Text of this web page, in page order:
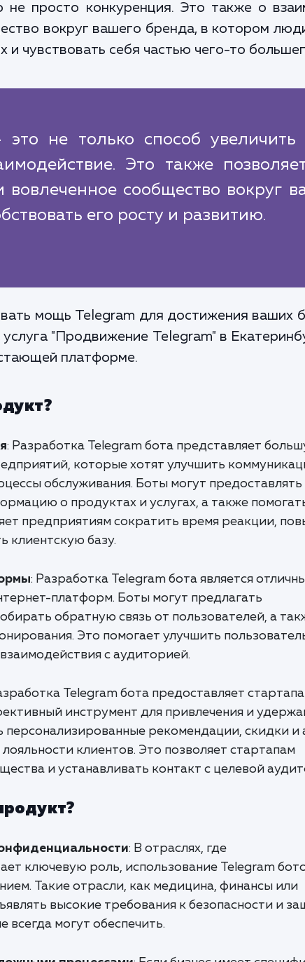
просто конкуренция. Это также о
вокруг вашего бренда, в котором
и чувствовать себя частью чего-то
не только способ увеличить
Это также
сообщество вокруг
его росту и развитию.
мощь Telegram для достижения ваших
"Продвижение Telegram" в
платформе.
: Разработка Telegram бота представляет
которые хотят улучшить
обслуживания. Боты могут предоставлять
о продуктах и услугах, а также
предприятиям сократить время реакции,
клиентскую базу.
: Разработка Telegram бота является
платформ. Боты могут предлагать
обратную связь от пользователей, а
Это помогает улучшить
с аудиторией.
Telegram бота предоставляет
инструмент для привлечения и
персонализированные рекомендации, скидки и
клиентов. Это позволяет стартапам
и устанавливать контакт с целевой
: В отраслях, где
ключевую роль, использование Telegram
Такие отрасли, как медицина, финансы или
высокие требования к безопасности и
могут обеспечить.